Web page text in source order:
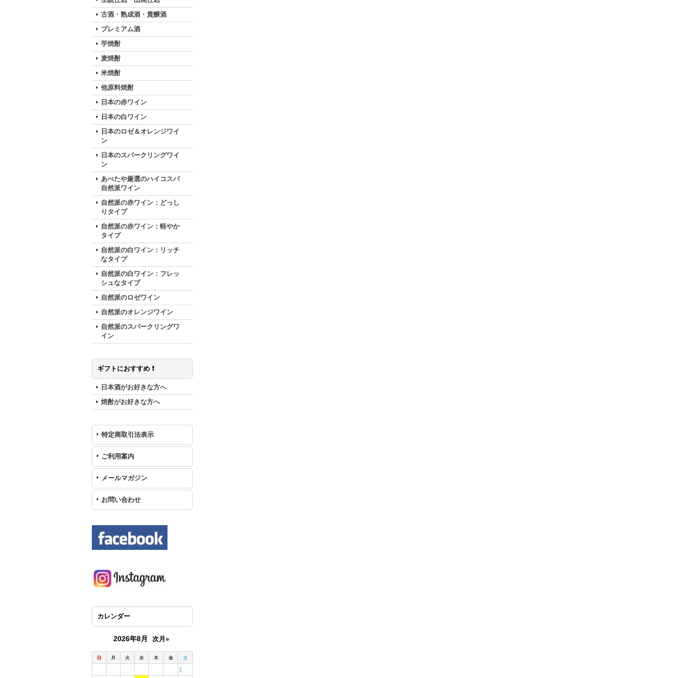
古酒・熟成酒・貴醸酒
プレミアム酒
芋焼酎
麦焼酎
米焼酎
他原料焼酎
日本の赤ワイン
日本の白ワイン
日本のロゼ＆オレンジワイ
ン
日本のスパークリングワイ
ン
あべたや厳選のハイコスパ
自然派ワイン
自然派の赤ワイン：どっし
りタイプ
自然派の赤ワイン：軽やか
タイプ
自然派の白ワイン：リッチ
なタイプ
自然派の白ワイン：フレッ
シュなタイプ
自然派のロゼワイン
自然派のオレンジワイン
自然派のスパークリングワ
イン
ギフトにおすすめ ❗️
日本酒がお好きな方へ
焼酎がお好きな方へ
特定商取引法表示
ご利用案内
メールマガジン
お問い合わせ
カレンダー
2026年8月 次月»
日 月 火 水 木 金 土
1